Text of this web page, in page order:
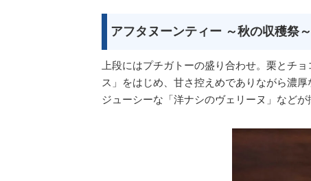
アフタヌーンティー ～秋の収穫祭
上段にはプチガトーの盛り合わせ。栗とチ
ス」をはじめ、甘さ控えめでありながら濃
ジューシーな「洋ナシのヴェリーヌ」などが